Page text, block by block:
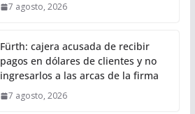
7 agosto, 2026
Fürth: cajera acusada de recibir
pagos en dólares de clientes y no
ingresarlos a las arcas de la firma
7 agosto, 2026